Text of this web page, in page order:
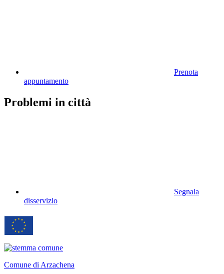
Prenota
appuntamento
Problemi in città
Segnala
disservizio
Comune di Arzachena